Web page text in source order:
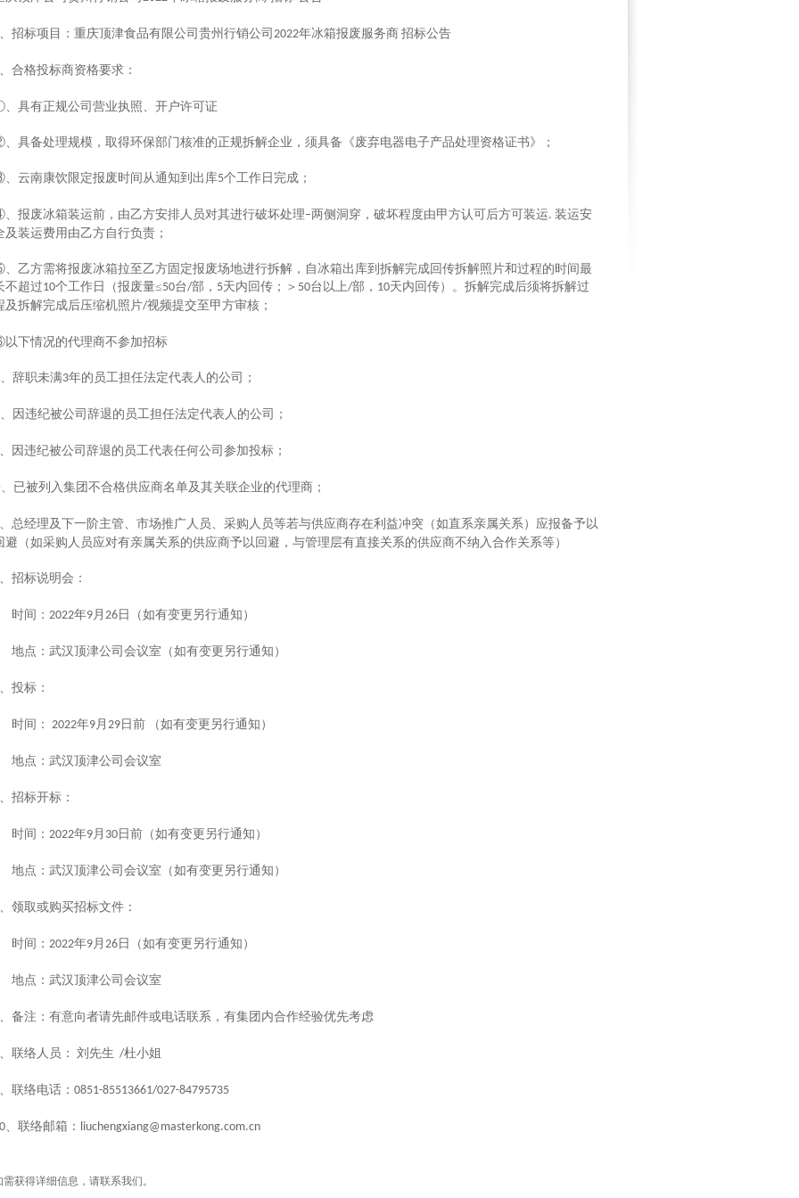
、招标项目：重庆顶津食品有限公司贵州行销公司 2022年冰箱报废服务商 招标公告
、合格投标商资格要求：
具有正规公司营业执照、开户许可证
具备处理规模，取得环保部门核准的正规拆解企业，须具备《废弃电器电子产品处理资格证书》；
云南康饮限定报废时间从通知到出库5个工作日完成；
报废冰箱装运前，由乙方安排人员对其进行破坏处理–两侧洞穿，破坏程度由甲方认可后方可装运. 装运安
及装运费用由乙方自行负责；
乙方需将报废冰箱拉至乙方固定报废场地进行拆解，自冰箱出库到拆解完成回传拆解照片和过程的时间最
不超过10个工作日（报废量≤50台/部， 5天内回传；＞ 50台以上/部， 10天内回传）。拆解完成后须将拆解过
及拆解完成后压缩机照片/视频提交至甲方审核；
下情况的代理商不参加招标
、辞职未满3年的员工担任法定代表人的公司；
、因违纪被公司辞退的员工担任法定代表人的公司；
、因违纪被公司辞退的员工代表任何公司参加投标；
、已被列入集团不合格供应商名单及其关联企业的代理商；
、总经理及下一阶主管、市场推广人员、采购人员等若与供应商存在利益冲突（如直系亲属关系）应报备予以
避（如采购人员应对有亲属关系的供应商予以回避，与管理层有直接关系的供应商不纳入合作关系等）
、招标说明会：
时间： 2022年9月 26 日（如有变更另行通知）
地点：武汉顶津公司会议室（如有变更另行通知）
、投标：
时间： 2022年9月 29 日前 （如有变更另行通知）
地点：武汉顶津公司会议室
、招标开标：
时间： 2022年9月 30 日前（如有变更另行通知）
地点：武汉顶津公司会议室（如有变更另行通知）
、领取或购买招标文件：
时间： 2022年9月 26 日（如有变更另行通知）
地点：武汉顶津公司会议室
、备注：有意向者请先邮件或电话联系，有集团内合作经验优先考虑
、联络人员： 刘先生 /杜小姐
、联络电话： 0851-85513661/027-84795735
、联络邮箱： liuchengxiang@masterkong.com.cn
需获得详细信息，请联系我们。